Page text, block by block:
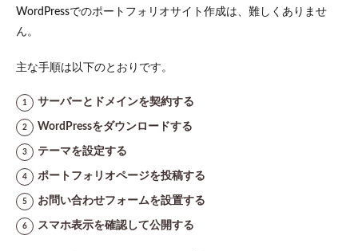
問い合
EWWW
Optimizer（画
SEO（SEO）
4.8
Site
Kit by
WordPressでのポートフォリオサイト作成は、難しくありませ
ん。
主な手順は以下のとおりです。
サーバーとドメインを契約する
WordPressをダウンロードする
テーマを設定する
ポートフォリオページを投稿する
お問い合わせフォームを設置する
スマホ表示を確認して公開する